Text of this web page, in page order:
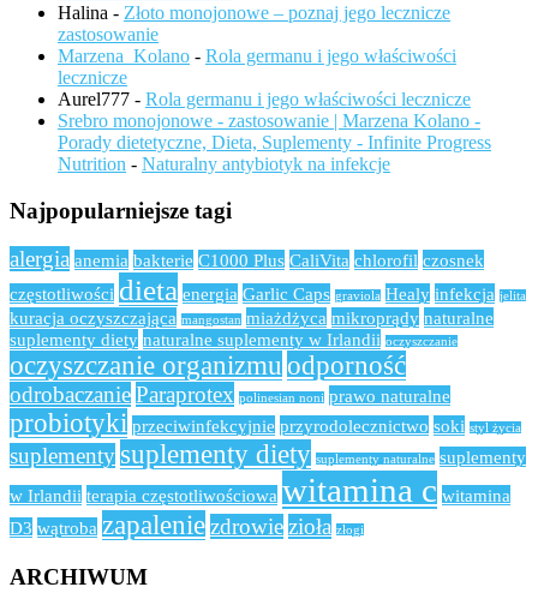
Halina - Złoto monojonowe – poznaj jego lecznicze
zastosowanie
Marzena_Kolano - Rola germanu i jego właściwości
lecznicze
Aurel777 - Rola germanu i jego właściwości lecznicze
Srebro monojonowe - zastosowanie | Marzena Kolano -
Porady dietetyczne, Dieta, Suplementy - Infinite Progress
Nutrition - Naturalny antybiotyk na infekcje
Najpopularniejsze tagi
alergia anemia bakterie C1000 Plus CaliVita chlorofil czosnek
częstotliwości dieta energia Garlic Caps graviola Healy infekcja jelita
kuracja oczyszczająca mangostan miażdżyca mikroprądy naturalne
suplementy diety naturalne suplementy w Irlandii oczyszczanie
oczyszczanie organizmu odporność
odrobaczanieParaprotex polinesian noni prawo naturalne
probiotyki przeciwinfekcyjnie przyrodolecznictwo soki styl życia
suplementy suplementy diety suplementy naturalne suplementy
w Irlandii terapia częstotliwościowa witamina c witamina
D3 wątroba zapaleniezdrowiezioła złogi
ARCHIWUM